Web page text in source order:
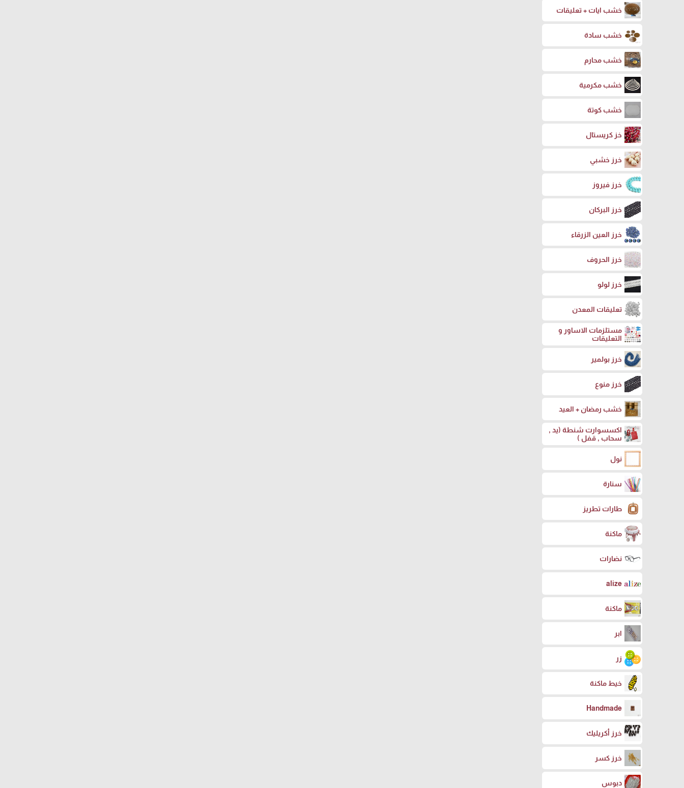
خشب ايات + تعليقات
خشب سادة
خشب محارم
خشب مكرمية
خشب كوتة
خز كريستال
خرز خشبي
خرز فيروز
خرز البركان
خرز العين الزرقاء
خرز الحروف
خرز لولو
تعليقات المعدن
مستلزمات الاساور و
التعليقات
خرز بولمير
خرز منوع
خشب رمضان + العيد
اكسسوارت شنطة (يد ,
سحاب , قفل )
نول
سنارة
طارات تطريز
ماكنة
نضارات
alize
ماكنة
ابر
زر
خيط ماكنة
Handmade
خرز أكريليك
خرز كسر
دبوس